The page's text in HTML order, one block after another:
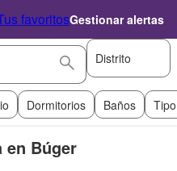
favoritosGestionar alertas
Distrito
Dormitorios Baños
en Búger